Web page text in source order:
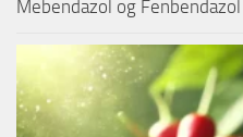
Mebendazol og